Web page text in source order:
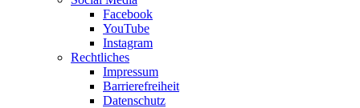
Facebook
YouTube
Instagram
Rechtliches
Impressum
Barrierefreiheit
Datenschutz